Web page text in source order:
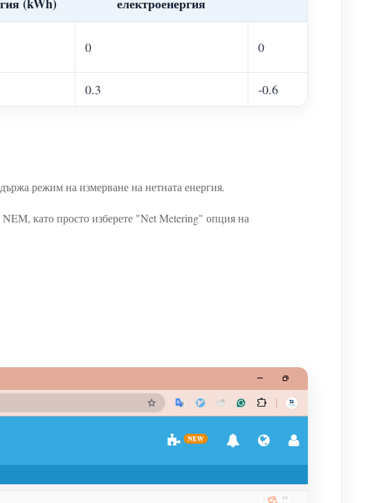
0 0
0.3 -0.6
режим на измерване на нетната енергия.
като просто изберете "Net Metering" опция на